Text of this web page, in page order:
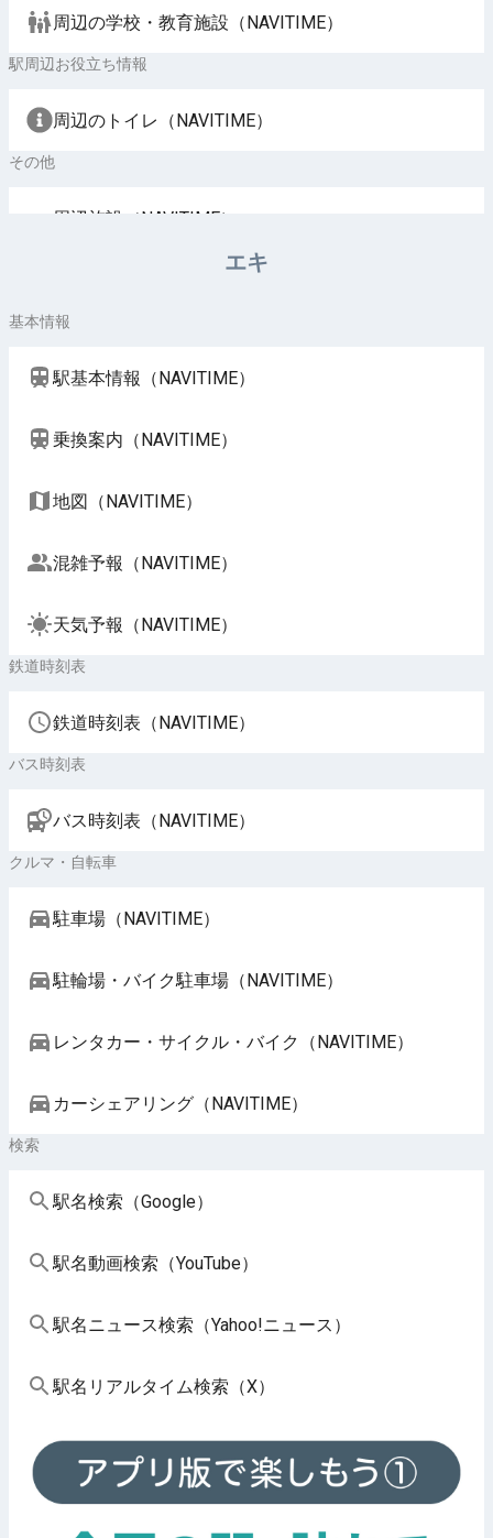
周辺の学校・教育施設（NAVITIME）
駅周辺お役立ち情報
周辺のトイレ（NAVITIME）
その他
周辺施設（NAVITIME）
エキ
基本情報
駅基本情報（NAVITIME）
乗換案内（NAVITIME）
地図（NAVITIME）
混雑予報（NAVITIME）
天気予報（NAVITIME）
鉄道時刻表
鉄道時刻表（NAVITIME）
バス時刻表
バス時刻表（NAVITIME）
クルマ・自転車
駐車場（NAVITIME）
駐輪場・バイク駐車場（NAVITIME）
レンタカー・サイクル・バイク（NAVITIME）
カーシェアリング（NAVITIME）
検索
駅名検索（Google）
駅名動画検索（YouTube）
駅名ニュース検索（Yahoo!ニュース）
駅名リアルタイム検索（X）